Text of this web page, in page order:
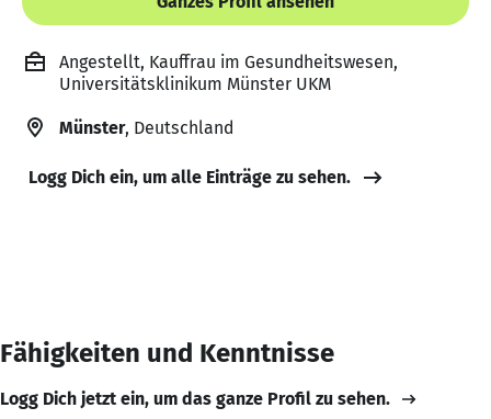
Angestellt, Kauffrau im Gesundheitswesen,
Universitätsklinikum Münster UKM
Münster, Deutschland
Logg Dich ein, um alle Einträge zu sehen.
Fähigkeiten und Kenntnisse
Logg Dich jetzt ein, um das ganze Profil zu sehen.